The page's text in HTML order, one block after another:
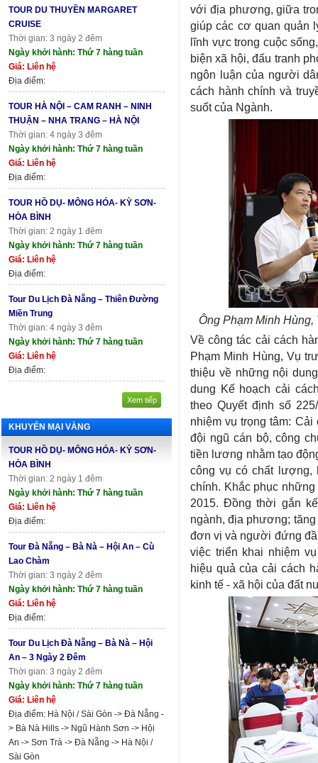
TOUR DU THUYỀN MARGARET
CRUISE
Thời gian: 3 ngày 2 đêm
Ngày khởi hành: Thứ 7 hàng tuần
Giá: Liên hệ
Địa điểm:
TOUR HÀ NỘI – CAM RANH – NINH
THUẬN – NHA TRANG – HÀ NỘI
Thời gian: 4 ngày 3 đêm
Ngày khởi hành: Thứ 7 hàng tuần
Giá: Liên hệ
Địa điểm:
TOUR HỒ DỤ- MÔNG HÓA- KỲ SƠN-
HÒA BÌNH
Thời gian: 2 ngày 1 đêm
Ngày khởi hành: Thứ 7 hàng tuần
Giá: Liên hệ
Địa điểm:
Tour Du Lịch Đà Nẵng – Thiên Đường
Miền Trung
Thời gian: 4 ngày 3 đêm
Ngày khởi hành: Thứ 7 hàng tuần
Giá: Liên hệ
Địa điểm:
Xem tiếp
KHUYẾN MẠI VÀNG
TOUR HỒ DỤ- MÔNG HÓA- KỲ SƠN-
HÒA BÌNH
Thời gian: 2 ngày 1 đêm
Ngày khởi hành: Thứ 7 hàng tuần
Giá: Liên hệ
Địa điểm:
Tour Đà Nẵng – Bà Nà – Hội An – Cù
Lao Chàm
Thời gian: 3 ngày 2 đêm
Ngày khởi hành: Thứ 7 hàng tuần
Giá: Liên hệ
Địa điểm:
Tour Du Lịch Đà Nẵng – Bà Nà – Hội
An – 3 Ngày 2 Đêm
Thời gian: 3 ngày 2 đêm
Ngày khởi hành: Thứ 7 hàng tuần
Giá: Liên hệ
Địa điểm: Hà Nội / Sài Gòn -> Đà Nẵng -
> Bà Nà Hills -> Ngũ Hành Sơn -> Hội
An -> Sơn Trà -> Đà Nẵng -> Hà Nội /
Sài Gòn
với địa phương, giữa
giúp các cơ quan quản
lĩnh vực trong cuộc
biện xã hội, đấu tranh
ngôn luận của người
cách hành chính và
suốt của Ngành.
Ông Phạm Minh
Về công tác cải cách
Phạm Minh Hùng, Vụ
thiệu về những nội
dung Kế hoạch cải
theo Quyết định số
nhiệm vụ trọng tâm:
đội ngũ cán bộ, công
tiền lương nhằm tạo
công vụ có chất lượng,
chính. Khắc phục
2015. Đồng thời gắn
ngành, địa phương;
đơn vị và người đứng
việc triển khai nhiệm
hiệu quả của cải cách
kinh tế - xã hội của đất